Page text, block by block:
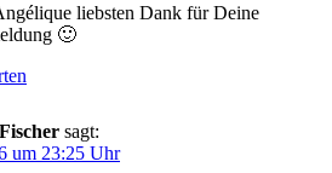
liebsten Dank für Deine
🙂
sagt:
um 23:25 Uhr